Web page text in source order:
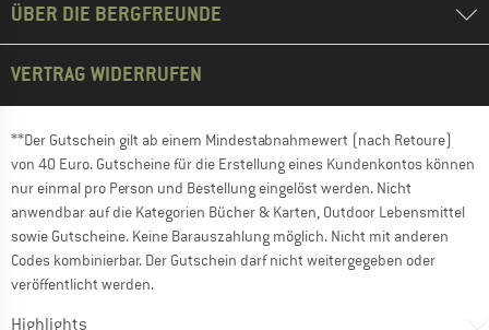
ÜBER DIE BERGFREUNDE
VERTRAG WIDERRUFEN
**Der Gutschein gilt ab einem Mindestabnahmewert (nach Retoure)
von 40 Euro. Gutscheine für die Erstellung eines Kundenkontos können
nur einmal pro Person und Bestellung eingelöst werden. Nicht
anwendbar auf die Kategorien Bücher & Karten, Outdoor Lebensmittel
sowie Gutscheine. Keine Barauszahlung möglich. Nicht mit anderen
Codes kombinierbar. Der Gutschein darf nicht weitergegeben oder
veröffentlicht werden.
Highlights